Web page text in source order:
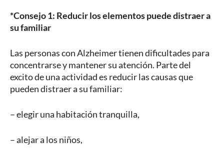
*Consejo 1: Reducir los elementos puede distraer a
su familiar
Las personas con Alzheimer tienen dificultades para
concentrarse y mantener su atención. Parte del
excito de una actividad es reducir las causas que
pueden distraer a su familiar:
– elegir una habitación tranquilla,
– alejar a los niños,